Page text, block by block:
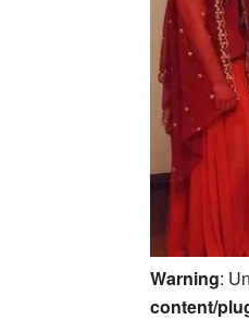
Warning:
content/